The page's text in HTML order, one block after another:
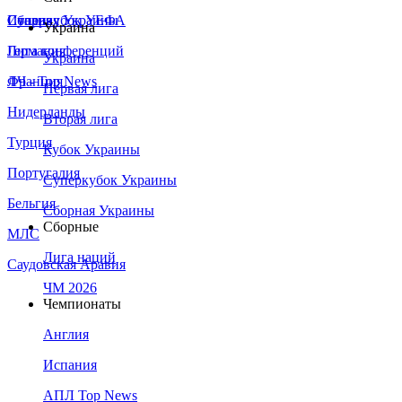
Сборная Украины
Италия
Германия
Франция
Нидерланды
Турция
Португалия
Бельгия
МЛС
Саудовская Аравия
Суперкубок УЕФА
Лига конференций
ЛЧ - Top News
Украина
Украина
Первая лига
Вторая лига
Кубок Украины
Суперкубок Украины
Сборная Украины
Сборные
Лига наций
ЧМ 2026
Чемпионаты
Англия
Испания
АПЛ Top News